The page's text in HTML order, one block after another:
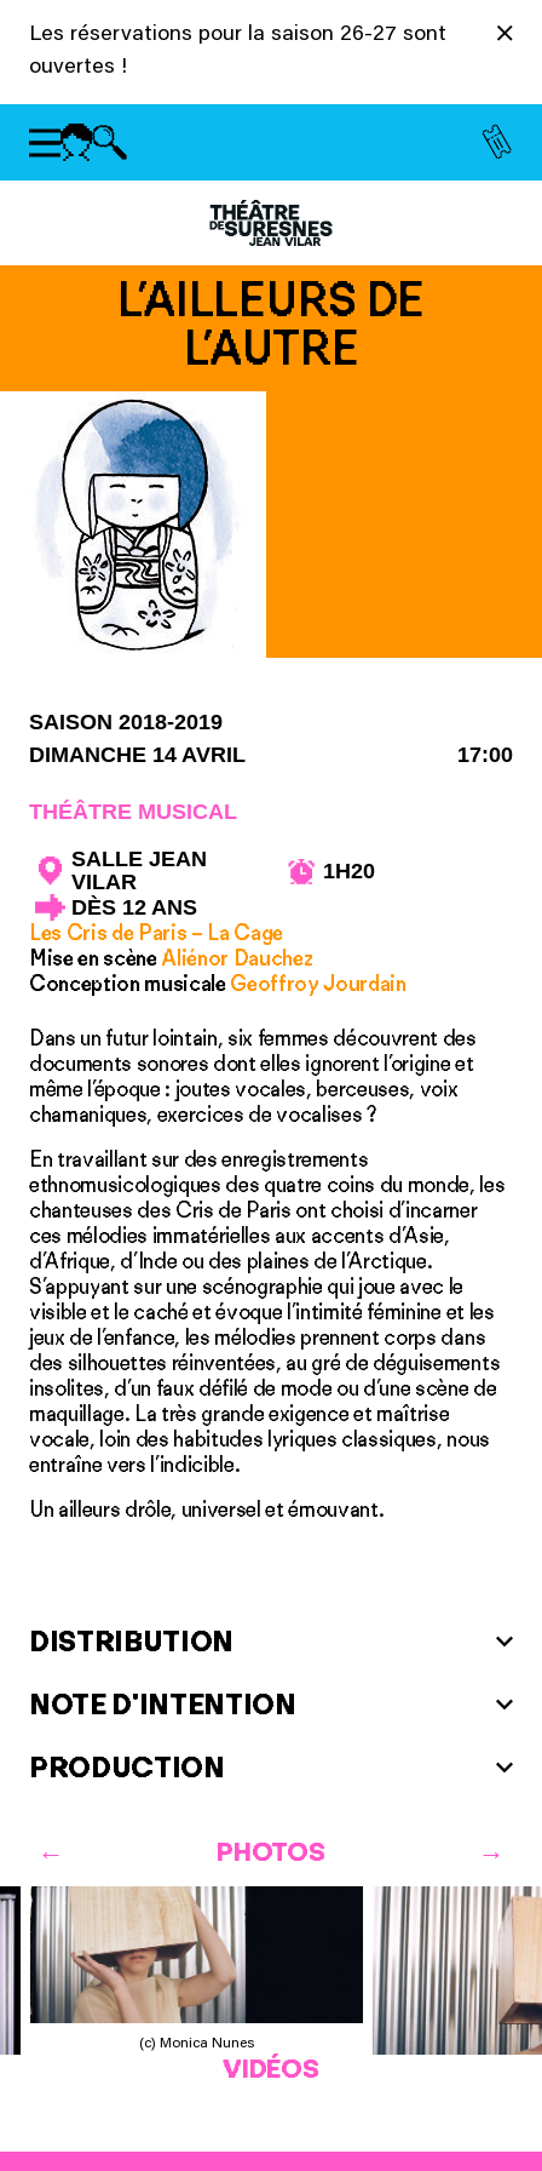
Les réservations pour la saison 26-27 sont
ouvertes !
L’AILLEURS DE
L’AUTRE
SAISON 2018-2019
DIMANCHE 14 AVRIL
17:00
THÉÂTRE MUSICAL
SALLE JEAN
VILAR
1H20
DÈS 12 ANS
Les Cris de Paris – La Cage
Mise en scène Aliénor Dauchez
Conception musicale Geoffroy Jourdain
Dans un futur lointain, six femmes découvrent des
documents sonores dont elles ignorent l’origine et
même l’époque : joutes vocales, berceuses, voix
chamaniques, exercices de vocalises ?
En travaillant sur des enregistrements
ethnomusicologiques des quatre coins du monde, les
chanteuses des Cris de Paris ont choisi d’incarner
ces mélodies immatérielles aux accents d’Asie,
d’Afrique, d’Inde ou des plaines de l’Arctique.
S’appuyant sur une scénographie qui joue avec le
visible et le caché et évoque l’intimité féminine et les
jeux de l’enfance, les mélodies prennent corps dans
des silhouettes réinventées, au gré de déguisements
insolites, d’un faux défilé de mode ou d’une scène de
maquillage. La très grande exigence et maîtrise
vocale, loin des habitudes lyriques classiques, nous
entraîne vers l’indicible.
Un ailleurs drôle, universel et émouvant.
DISTRIBUTION
NOTE D'INTENTION
PRODUCTION
PHOTOS
(c) Monica Nunes
VIDÉOS